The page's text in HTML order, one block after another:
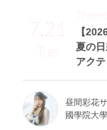
7.21
Tue
【
夏の
アク
Theme
昼間彩花
國學院大